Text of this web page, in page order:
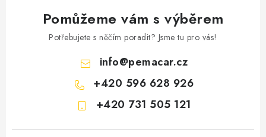
Pomůžeme vám s výběrem
Potřebujete s něčím poradit? Jsme tu pro vás!
info@pemacar.cz
+420 596 628 926
+420 731 505 121